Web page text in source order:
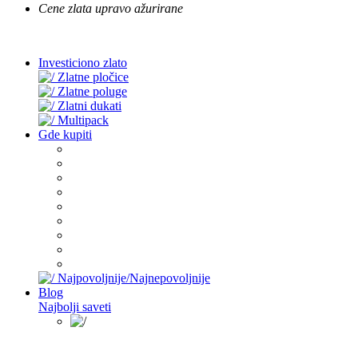
Cene zlata upravo ažurirane
Investiciono zlato
Zlatne pločice
Zlatne poluge
Zlatni dukati
Multipack
Gde kupiti
Najpovoljnije/Najnepovoljnije
Blog
Najbolji saveti